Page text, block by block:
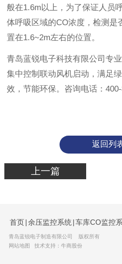
般在1.6m以上，为了保证人员
体呼吸区域的CO浓度，检测是
置在1.6~2m左右的位置。
青岛蓝锐电子科技有限公司专
集中控制联动风机启动，满足
效，节能环保。咨询电话：
返回列
上一篇
首页|余压监控系统|车库CO监控
青岛蓝锐电子制造有限公司 版权所有
网站地图
技术支持：牛商股份